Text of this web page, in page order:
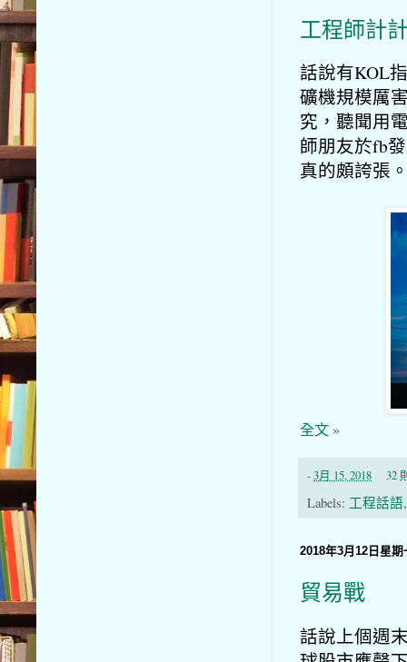
工程師計
話說有KOL
礦機規模厲
究，聽聞用
師朋友於fb
真的頗誇張
全文 »
-3月 15, 2018 32
Labels: 工程話語
2018年3月12日星期
貿易戰
話說上個週